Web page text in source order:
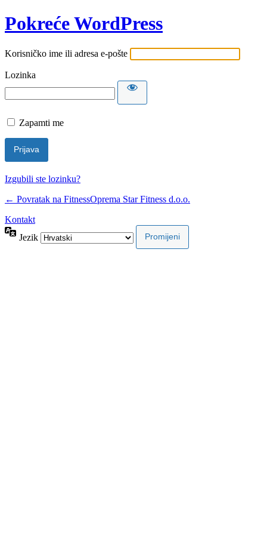
Pokreće WordPress
Korisničko ime ili adresa e-pošte
Lozinka
Zapamti me
Izgubili ste lozinku?
← Povratak na FitnessOprema Star Fitness d.o.o.
Kontakt
Jezik